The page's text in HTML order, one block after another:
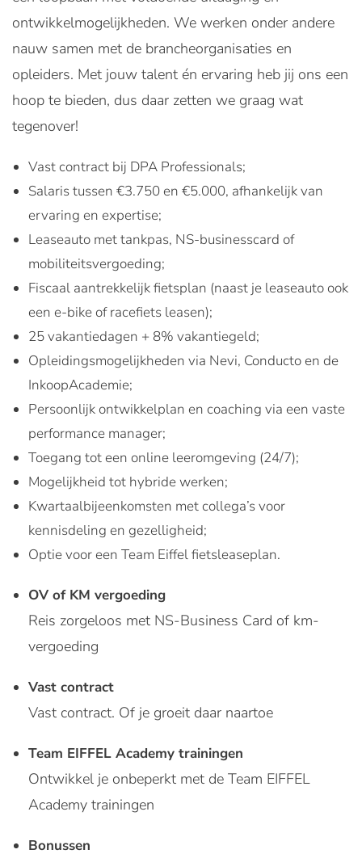
ontwikkelmogelijkheden. We werken onder andere
nauw samen met de brancheorganisaties en
opleiders. Met jouw talent én ervaring heb jij ons een
hoop te bieden, dus daar zetten we graag wat
tegenover!
Vast contract bij DPA Professionals;
Salaris tussen €3.750 en €5.000, afhankelijk van
ervaring en expertise;
Leaseauto met tankpas, NS-businesscard of
mobiliteitsvergoeding;
Fiscaal aantrekkelijk fietsplan (naast je leaseauto ook
een e-bike of racefiets leasen);
25 vakantiedagen + 8% vakantiegeld;
Opleidingsmogelijkheden via Nevi, Conducto en de
InkoopAcademie;
Persoonlijk ontwikkelplan en coaching via een vaste
performance manager;
Toegang tot een online leeromgeving (24/7);
Mogelijkheid tot hybride werken;
Kwartaalbijeenkomsten met collega’s voor
kennisdeling en gezelligheid;
Optie voor een Team Eiffel fietsleaseplan.
OV of KM vergoeding
Reis zorgeloos met NS-Business Card of km-
vergoeding
Vast contract
Vast contract. Of je groeit daar naartoe
Team EIFFEL Academy trainingen
Ontwikkel je onbeperkt met de Team EIFFEL
Academy trainingen
Bonussen